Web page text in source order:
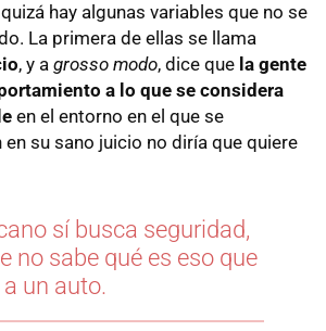
hay algunas variables que no se
La primera de ellas se llama
, y a grosso modo, dice que la gente
a lo que se considera
en el entorno en el que se
en su sano juicio no diría que quiere
sí busca seguridad,
no sabe qué es eso que
un auto.